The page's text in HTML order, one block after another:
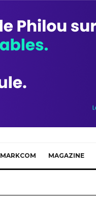
MARKCOM MAGAZINE